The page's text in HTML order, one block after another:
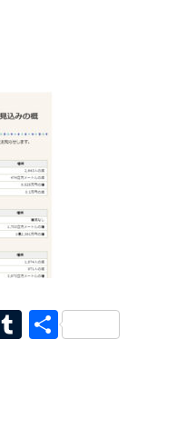
Pinterest
Tumblr
共